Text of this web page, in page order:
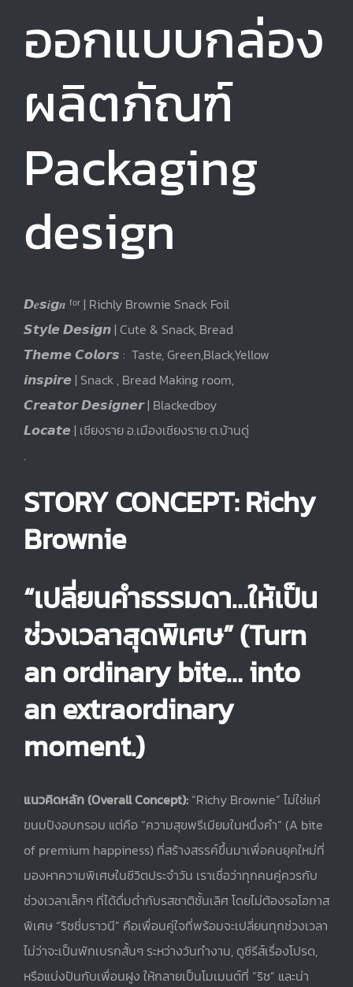
ออกแบบกล่อง
ผลิตภัณฑ์
Packaging
design
𝘿𝒆𝙨𝒊𝙜𝒏 ᶠᵒʳ | Richly Brownie Snack Foil
𝙎𝙩𝙮𝙡𝙚 𝘿𝙚𝙨𝙞𝙜𝙣 | Cute & Snack, Bread
𝙏𝙝𝙚𝙢𝙚 𝘾𝙤𝙡𝙤𝙧𝙨 : Taste, Green,Black,Yellow
𝙞𝙣𝙨𝙥𝙞𝙧𝙚 | Snack , Bread Making room,
𝘾𝙧𝙚𝙖𝙩𝙤𝙧 𝘿𝙚𝙨𝙞𝙜𝙣𝙚𝙧 | Blackedboy
𝙇𝙤𝙘𝙖𝙩𝙚 | เชียงราย อ.เมืองเชียงราย ต.บ้านดู่
.
STORY CONCEPT: Richy
Brownie
“เปลี่ยนคำธรรมดา…ให้เป็น
ช่วงเวลาสุดพิเศษ”(Turn
an ordinary bite… into
an extraordinary
moment.)
แนวคิดหลัก (Overall Concept): “Richy Brownie” ไม่ใช่แค่
ขนมปังอบกรอบ แต่คือ “ความสุขพรีเมียมในหนึ่งคำ” (A bite
of premium happiness) ที่สร้างสรรค์ขึ้นมาเพื่อคนยุคใหม่ที่
มองหาความพิเศษในชีวิตประจำวัน เราเชื่อว่าทุกคนคู่ควรกับ
ช่วงเวลาเล็กๆ ที่ได้ดื่มด่ำกับรสชาติชั้นเลิศ โดยไม่ต้องรอโอกาส
พิเศษ “ริชชี่บราวนี” คือเพื่อนคู่ใจที่พร้อมจะเปลี่ยนทุกช่วงเวลา
ไม่ว่าจะเป็นพักเบรกสั้นๆ ระหว่างวันทำงาน, ดูซีรีส์เรื่องโปรด,
หรือแบ่งปันกับเพื่อนฝูง ให้กลายเป็นโมเมนต์ที่ “ริช” และน่า